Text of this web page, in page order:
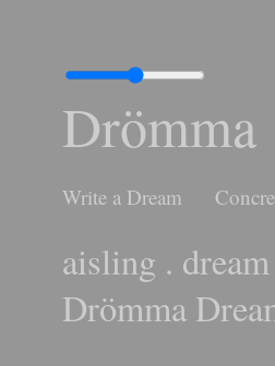
Drömma
Write a Dream
aisling .
Drömma